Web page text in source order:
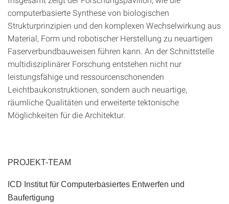
computerbasierte Synthese von biologischen
Strukturprinzipien und den komplexen Wechselwirkung aus
Material, Form und robotischer Herstellung zu neuartigen
Faserverbundbauweisen führen kann. An der Schnittstelle
multidisziplinärer Forschung entstehen nicht nur
leistungsfähige und ressourcenschonenden
Leichtbaukonstruktionen, sondern auch neuartige,
räumliche Qualitäten und erweiterte tektonische
Möglichkeiten für die Architektur.
PROJEKT-TEAM
ICD Institut für Computerbasiertes Entwerfen und
Baufertigung